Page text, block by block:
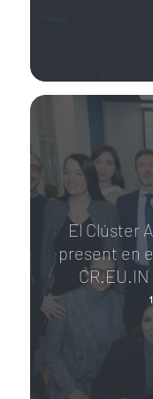
El Clúster
present en